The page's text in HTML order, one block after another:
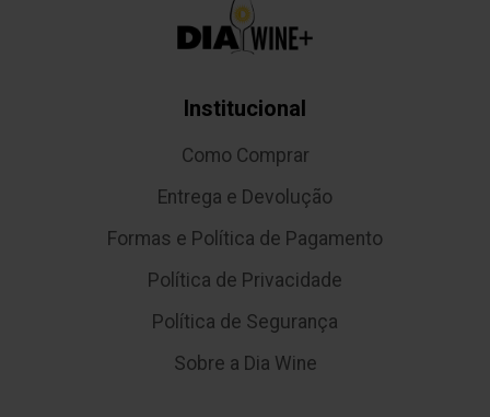
Institucional
Como Comprar
Entrega e Devolução
Formas e Política de Pagamento
Política de Privacidade
Política de Segurança
Sobre a Dia Wine